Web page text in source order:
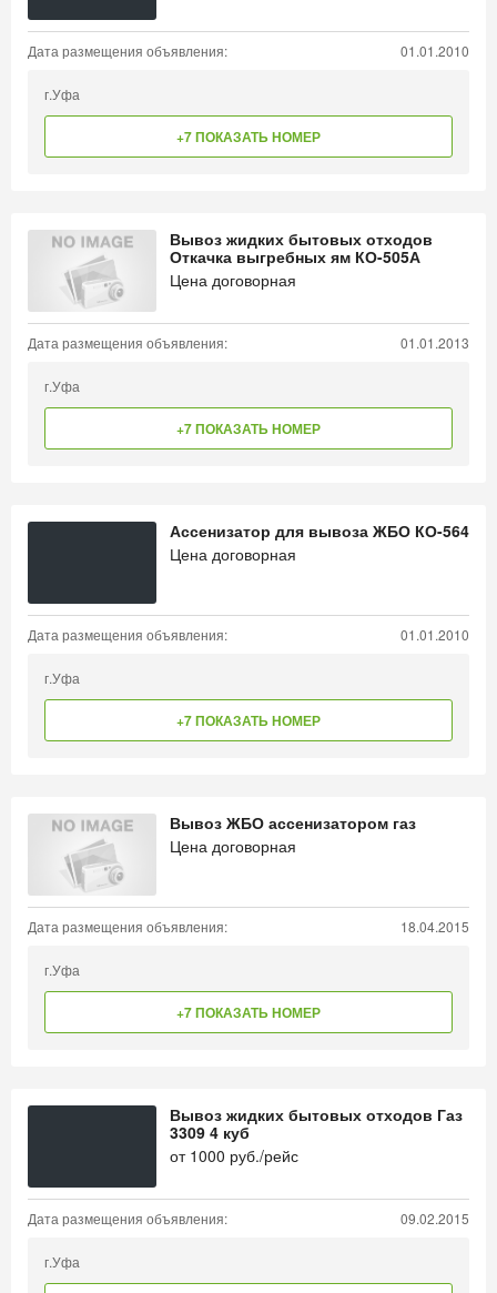
Дата размещения объявления: 01.01.2010
г.Уфа
+7 ПОКАЗАТЬ НОМЕР
Вывоз жидких бытовых отходов
Откачка выгребных ям КО-505А
Цена договорная
Дата размещения объявления: 01.01.2013
г.Уфа
+7 ПОКАЗАТЬ НОМЕР
Ассенизатор для вывоза ЖБО КО-564
Цена договорная
Дата размещения объявления: 01.01.2010
г.Уфа
+7 ПОКАЗАТЬ НОМЕР
Вывоз ЖБО ассенизатором газ
Цена договорная
Дата размещения объявления: 18.04.2015
г.Уфа
+7 ПОКАЗАТЬ НОМЕР
Вывоз жидких бытовых отходов Газ
3309 4 куб
от 1000 руб./рейс
Дата размещения объявления: 09.02.2015
г.Уфа